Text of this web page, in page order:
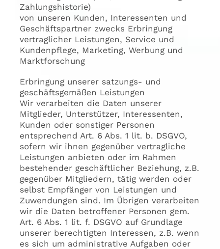
Zahlungshistorie)
von unseren Kunden, Interessenten und
Geschäftspartner zwecks Erbringung
vertraglicher Leistungen, Service und
Kundenpflege, Marketing, Werbung und
Marktforschung
Erbringung unserer satzungs- und
geschäftsgemäßen Leistungen
Wir verarbeiten die Daten unserer
Mitglieder, Unterstützer, Interessenten,
Kunden oder sonstiger Personen
entsprechend Art. 6 Abs. 1 lit. b. DSGVO,
sofern wir ihnen gegenüber vertragliche
Leistungen anbieten oder im Rahmen
bestehender geschäftlicher Beziehung, z.B.
gegenüber Mitgliedern, tätig werden oder
selbst Empfänger von Leistungen und
Zuwendungen sind. Im Übrigen verarbeiten
wir die Daten betroffener Personen gem.
Art. 6 Abs. 1 lit. f. DSGVO auf Grundlage
unserer berechtigten Interessen, z.B. wenn
es sich um administrative Aufgaben oder